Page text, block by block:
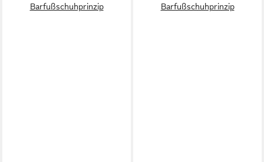
Barfußschuhprinzip
Barfußschuhprinzip